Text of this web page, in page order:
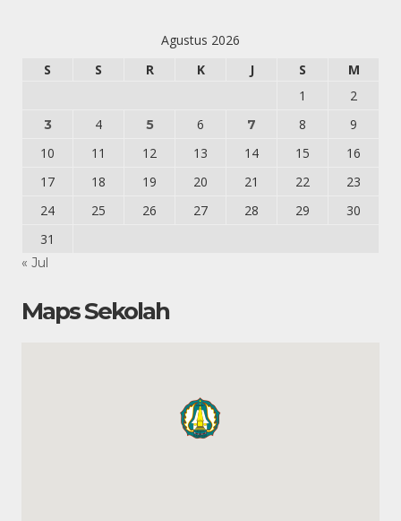
Agustus 2026
S
S R K J S
M
1
2
3 4 5 6 7 8
9
10
11 12 13 14 15
16
17
18 19 20 21 22
23
24
25 26 27 28 29
30
31
« Jul
Maps Sekolah